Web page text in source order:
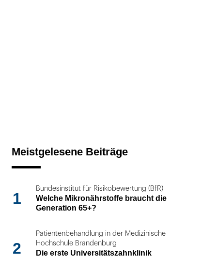
Meistgelesene Beiträge
1
Bundesinstitut für Risikobewertung (BfR)
Welche Mikronährstoffe braucht die
Generation 65+?
2
Patientenbehandlung in der Medizinische
Hochschule Brandenburg
Die erste Universitätszahnklinik